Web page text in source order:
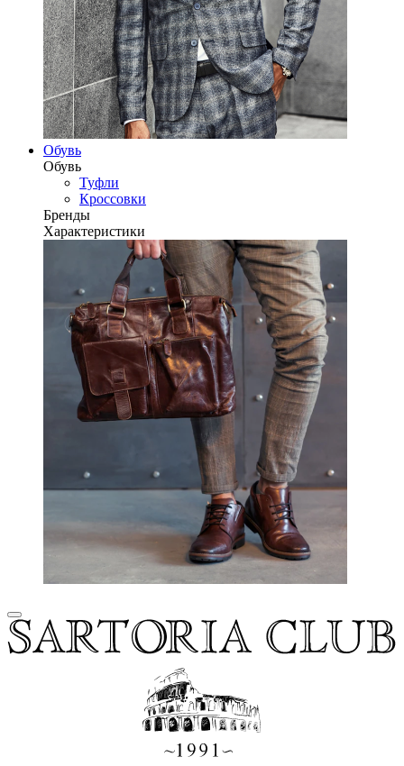
Обувь
Обувь
Туфли
Кроссовки
Бренды
Характеристики